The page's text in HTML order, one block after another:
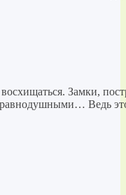
Замки,
Ведь